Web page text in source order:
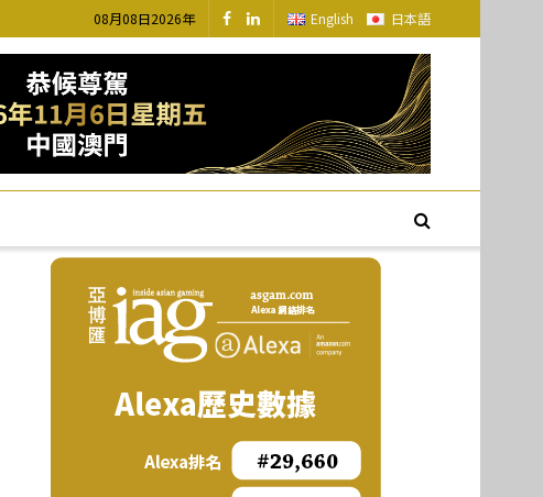
08月08日2026年 English 日本語